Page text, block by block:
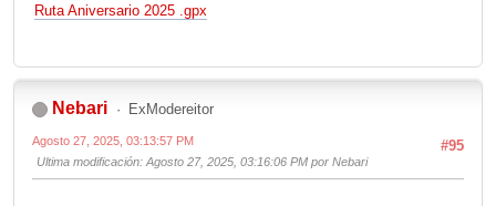
Ruta Aniversario 2025 .gpx
Nebari ExModereitor
#95
Agosto 27, 2025, 03:13:57 PM
Ultima modificación: Agosto 27, 2025, 03:16:06 PM por Nebari